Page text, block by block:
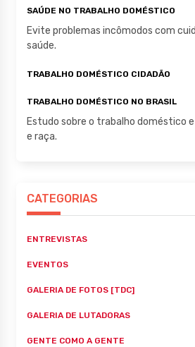
SAÚDE NO TRABALHO DOMÉSTICO
Evite problemas incômodos com
saúde.
TRABALHO DOMÉSTICO CIDADÃO
TRABALHO DOMÉSTICO NO BRASIL
Estudo sobre o trabalho doméstico
e raça.
CATEGORIAS
ENTREVISTAS
EVENTOS
GALERIA DE FOTOS [TDC]
GALERIA DE LUTADORAS
GENTE COMO A GENTE